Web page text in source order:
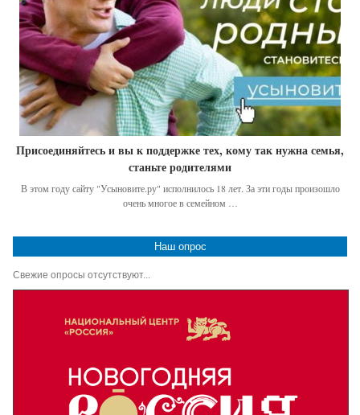
Присоединяйтесь и вы к поддержке тех, кому так нужна семья,
станьте родителями
В этом году сайту "Усыновите.ру" исполнилось 18 лет. За эти годы произошло
очень многое в семейном …
Наш опрос
Свежие опросы отсутствуют...